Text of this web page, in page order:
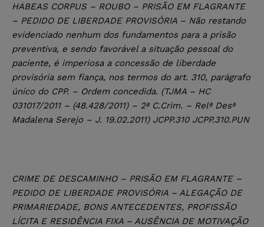
HABEAS CORPUS – ROUBO – PRISÃO EM FLAGRANTE
– PEDIDO DE LIBERDADE PROVISÓRIA – Não restando
evidenciado nenhum dos fundamentos para a prisão
preventiva, e sendo favorável a situação pessoal do
paciente, é imperiosa a concessão de liberdade
provisória sem fiança, nos termos do art. 310, parágrafo
único do CPP. – Ordem concedida. (TJMA – HC
031017/2011 – (48.428/2011) – 2ª C.Crim. – Relª Desª
Madalena Serejo – J. 19.02.2011) JCPP.310 JCPP.310.PUN
CRIME DE DESCAMINHO – PRISÃO EM FLAGRANTE –
PEDIDO DE LIBERDADE PROVISÓRIA – ALEGAÇÃO DE
PRIMARIEDADE, BONS ANTECEDENTES, PROFISSÃO
LÍCITA E RESIDÊNCIA FIXA – AUSÊNCIA DE MOTIVAÇÃO